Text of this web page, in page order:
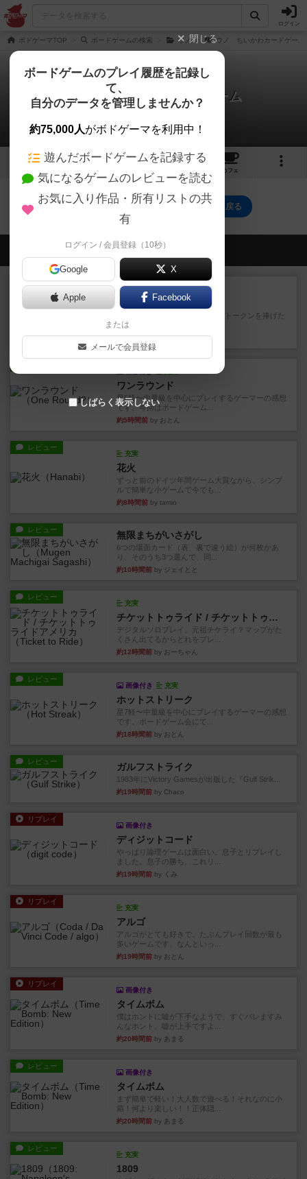
ログイン
ボドゲーマTOP ボードゲームの検索 ウノ ウノ ちいかわカードゲーム
ウノ ちいかわカードゲーム
0件のリプレイ日記
4
カフェ
ウノ ちいかわカードゲームのトップに戻る
会員の新しい投稿
レビュー
宵と暁の呪文書
4/5点呪文を修得したり使い魔にトークンを捧げた
りして得点を増やしてい...
約1時間前by ワタル
ワンラウンド
星5軽〜中量級を中心にプレイするゲーマーの感想
です。今回はボードゲーム...
約5時間前 by おとん
レビュー
充実
花火
ずっと前のドイツ年間ゲーム大賞ながら、シンプ
ルで簡単な小ゲームで今でも...
約8時間前 by tamio
レビュー 無限まちがいさがし
6つの場面カード（表、裏で違う絵）が何枚かあ
り、そのうち3つ選んで、同...
約10時間前 by ジェイとと
レビュー
充実
チケットトゥライド / チケットトゥライドアメリカ
デジタルソロプレイ。元祖チケライ？マップがた
くさん出てるからどれをプレ...
約12時間前 by おーちゃん
レビュー
画像付き 充実
ホットストリーク
星7軽〜中量級を中心にプレイするゲーマーの感想
です。ボードゲーム会にて...
約18時間前 by おとん
レビュー ガルフストライク
1983年にVictory Gamesが出版した『Gulf Strik...
約19時間前 by Chaco
リプレイ
画像付き
ディジットコード
やっぱり論理ゲームは面白い。息子とリプレイし
ました。息子の勝ち。これリ...
約19時間前 by くみ
リプレイ
充実
アルゴ
アルゴがとても好きで、たぶんプレイ回数が最も
多いゲームです。なんといっ...
約19時間前 by おとん
リプレイ
画像付き
タイムボム
僕はホントに嘘が下手なようで、すぐバレますみ
んなホント、嘘が上手ですよ...
約20時間前 by あまる
レビュー
画像付き
タイムボム
まず簡単で軽い！大人数で遊べる！それなのに小
箱！何より楽しい！！正体隠...
約20時間前 by あまる
レビュー
充実
1809
閉じる
ボードゲームのプレイ履歴を記録し
て、
自分のデータを管理しませんか？
約75,000人がボドゲーマを利用中！
遊んだボードゲームを記録する
気になるゲームのレビューを読む
お気に入り作品・所有リストの共
有
ログイン / 会員登録（10秒）
Google X
Apple Facebook
または
メールで会員登録
しばらく表示しない